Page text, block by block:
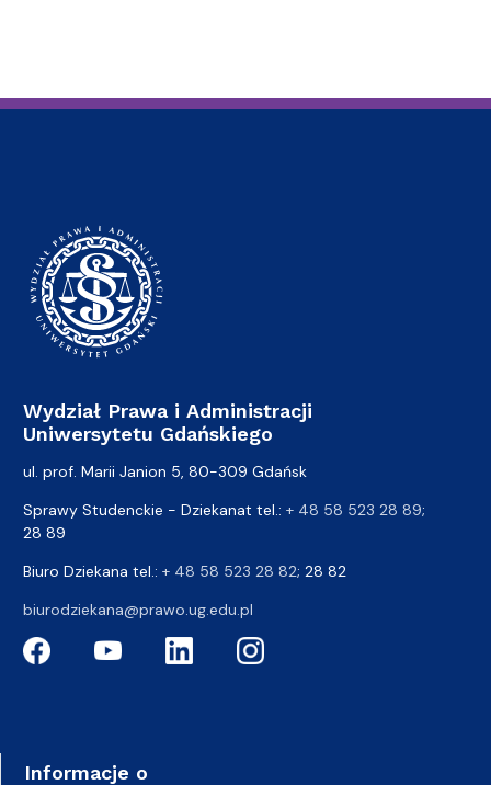
Wydział Prawa i Administracji
Uniwersytetu Gdańskiego
ul. prof. Marii Janion 5, 80-309 Gdańsk
Sprawy Studenckie - Dziekanat tel.: + 48 58 523 28 89;
28 89
Biuro Dziekana tel.: + 48 58 523 28 82; 28 82
biurodziekana@prawo.ug.edu.pl
Informacje o